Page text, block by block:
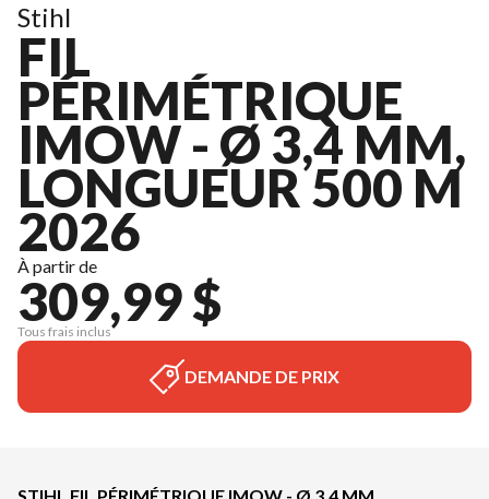
Stihl
FIL
PÉRIMÉTRIQUE
IMOW - Ø 3,4 MM,
LONGUEUR 500 M
2026
À partir de
309,99 $
Tous frais inclus
DEMANDE DE PRIX